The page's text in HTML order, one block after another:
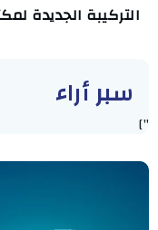
التركيبة الجديدة
سبر أراء
"]